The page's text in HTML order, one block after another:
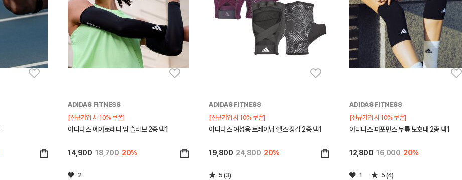
ADIDAS FITNESS
[신규가입 시 10% 쿠폰]
아디다스 에어로레디 암 슬리브 2종 택1
14,900 18,700 20%
2
ADIDAS FITNESS
[신규가입 시 10% 쿠폰]
아디다스 여성용 트레이닝 헬스 장갑 2종 택1
19,800 24,800 20%
5 (3)
ADIDAS FITNESS
[신규가입 시 10% 쿠폰]
아디다스 퍼포먼스 무릎 보호대 2종 택1
12,800 16,000 20%
1 5 (4)